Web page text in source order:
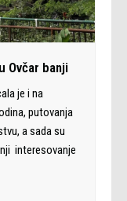
Ovčar banji
je i na
putovanja
a sada su
interesovanje